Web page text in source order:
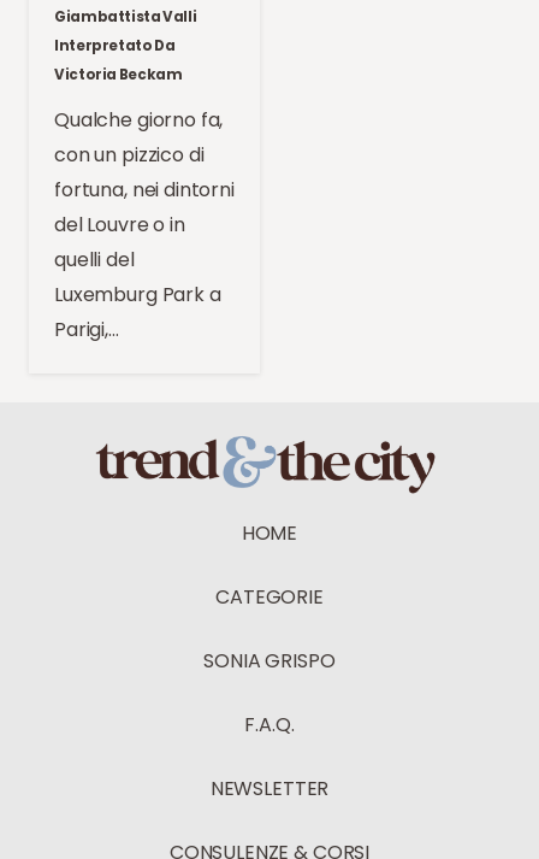
Giambattista Valli
Interpretato Da
Victoria Beckam
Qualche giorno fa,
con un pizzico di
fortuna, nei dintorni
del Louvre o in
quelli del
Luxemburg Park a
Parigi,…
HOME
CATEGORIE
SONIA GRISPO
F.A.Q.
NEWSLETTER
CONSULENZE & CORSI